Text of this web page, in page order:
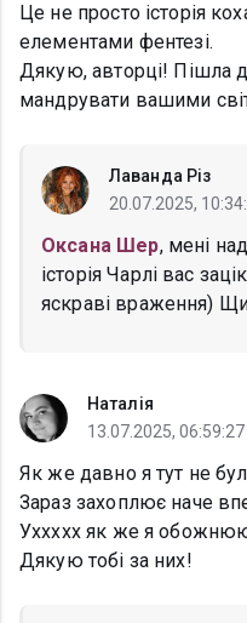
Це не просто історія
елементами фентезі.
Дякую, авторці! Пішла
мандрувати вашими
Лаванда Різ
20.07.2025,
Оксана Шер, мені
історія Чарлі вас
яскраві враження)
Наталія
13.07.2025, 06:59:27
Як же давно я тут не
Зараз захоплює наче
Уххххх як же я
Дякую тобі за них!